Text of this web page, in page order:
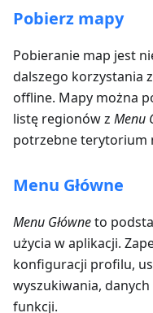
Pobierz mapy
Pobieranie map jest
dalszego korzystania
offline. Mapy można
listę regionów z Menu
potrzebne terytorium
Menu Główne
Menu Główneto
użycia w aplikacji.
konfiguracji profilu,
wyszukiwania,
funkcji.